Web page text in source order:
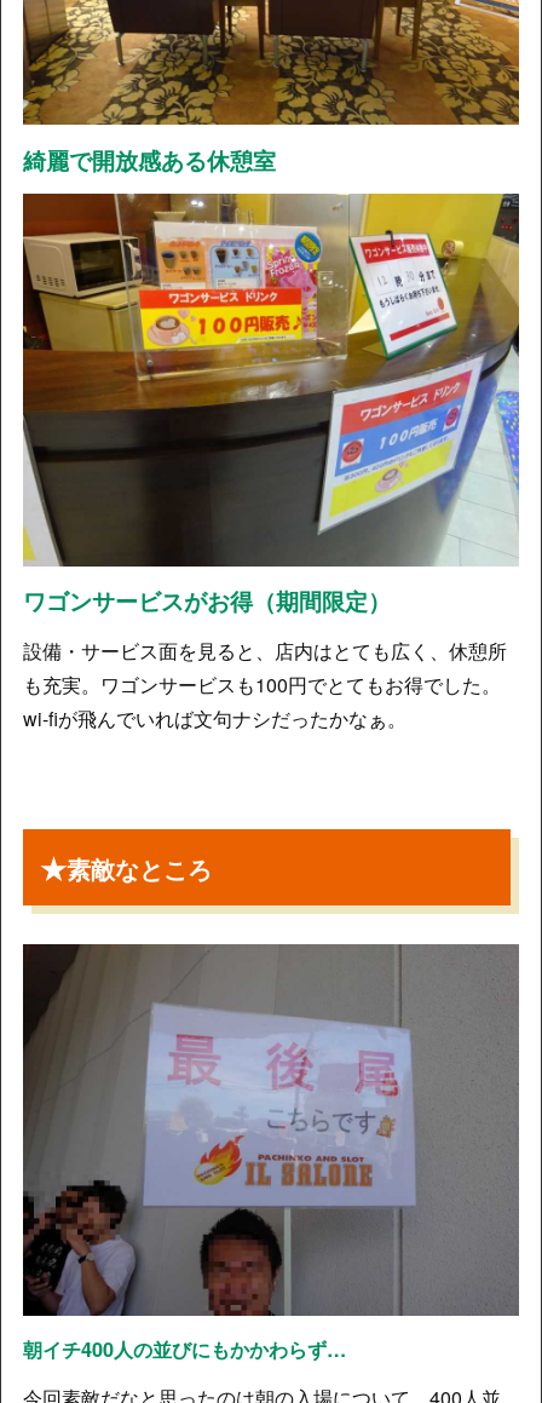
綺麗で開放感ある休憩室
ワゴンサービスがお得（期間限定）
設備・サービス面を見ると、店内はとても広く、休憩所
も充実。ワゴンサービスも100円でとてもお得でした。
wi-fiが飛んでいれば文句ナシだったかなぁ。
★素敵なところ
朝イチ400人の並びにもかかわらず…